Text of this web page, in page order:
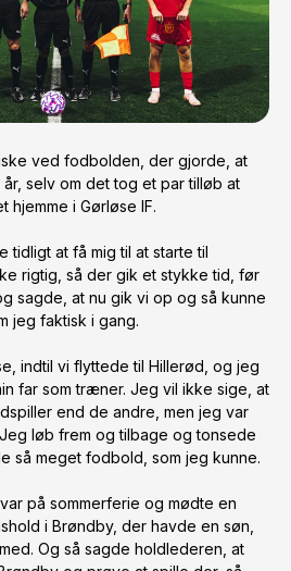
ved fodbolden, der gjorde, at
selv om det tog et par tilløb at
hjemme i Gørløse IF.
tidligt at få mig til at starte til
rigtig, så der gik et stykke tid, før
sagde, at nu gik vi op og så kunne
jeg faktisk i gang.
indtil vi flyttede til Hillerød, og jeg
far som træner. Jeg vil ikke sige, at
end de andre, men jeg var
løb frem og tilbage og tonsede
så meget fodbold, som jeg kunne.
på sommerferie og mødte en
i Brøndby, der havde en søn,
Og så sagde holdlederen, at